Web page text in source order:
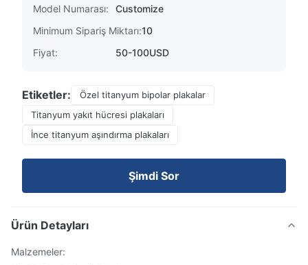
Model Numarası:
Customize
Minimum Sipariş Miktarı:10
Fiyat:
50-100USD
Etiketler:
Özel titanyum bipolar plakalar
Titanyum yakıt hücresi plakaları
İnce titanyum aşındırma plakaları
Şimdi Sor
Ürün Detayları
Malzemeler: